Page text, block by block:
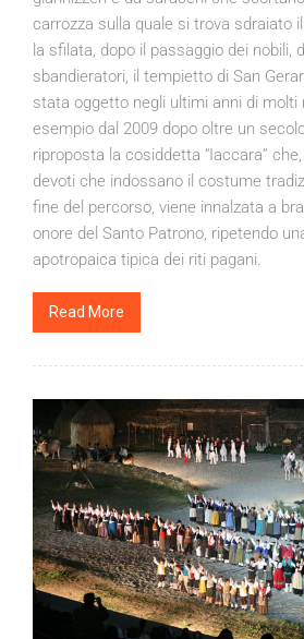
carrozza sulla quale si trova sdraiato
la sfilata, dopo il passaggio dei nobili,
sbandieratori, il tempietto di San
stata oggetto negli ultimi anni di molti
esempio dal 2009 dopo oltre un
riproposta la cosiddetta “Iaccara”
devoti che indossano il costume
fine del percorso, viene innalzata a
onore del Santo Patrono, ripetendo
apotropaica tipica dei riti pagani.
Read More